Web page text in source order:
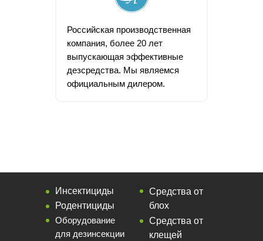
Российская производственная
компания, более 20 лет
выпускающая эффективные
дезсредства. Мы являемся
официальным дилером.
Средства от
клещей
Средства от
блох
Оборудование
для дезинсекции
Родентициды
Инсектициды